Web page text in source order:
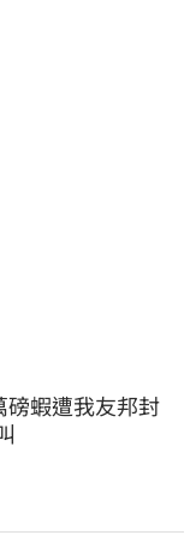
磅蝦遭我友邦封